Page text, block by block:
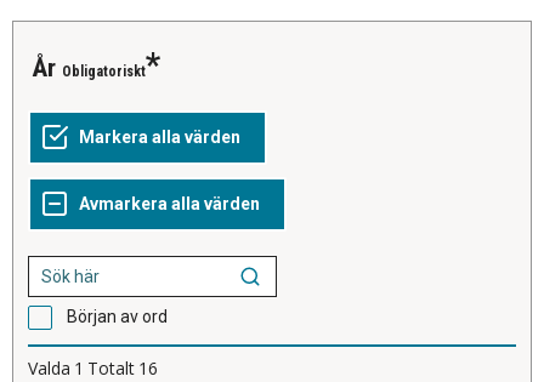
År Obligatoriskt
Början av ord
Valda 1 Totalt 16